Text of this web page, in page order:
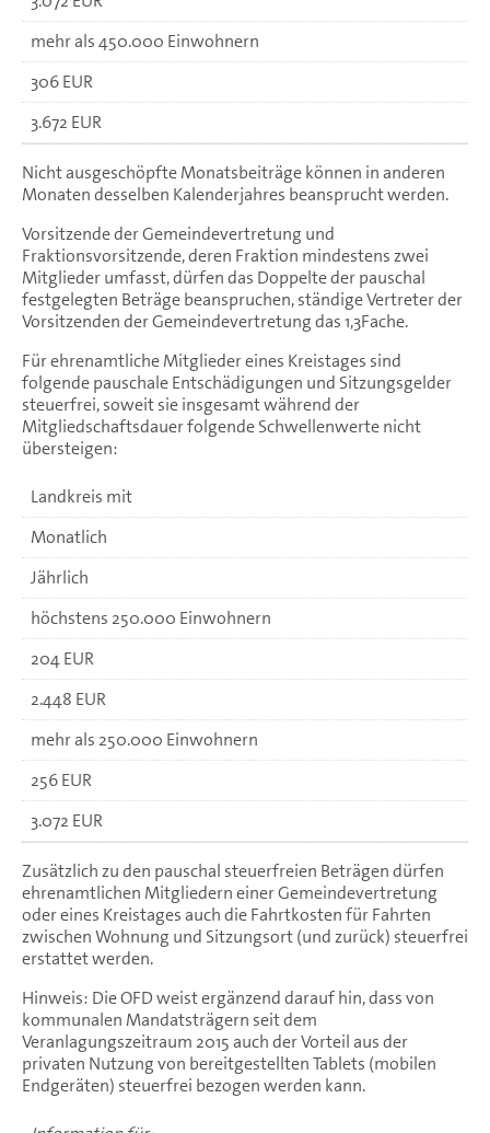
mehr als 450.000 Einwohnern
306 EUR
3.672 EUR
Nicht ausgeschöpfte Monatsbeiträge können in anderen
Monaten desselben Kalenderjahres beansprucht werden.
Vorsitzende der Gemeindevertretung und
Fraktionsvorsitzende, deren Fraktion mindestens zwei
Mitglieder umfasst, dürfen das Doppelte der pauschal
festgelegten Beträge beanspruchen, ständige Vertreter der
Vorsitzenden der Gemeindevertretung das 1,3Fache.
Für ehrenamtliche Mitglieder eines Kreistages sind
folgende pauschale Entschädigungen und Sitzungsgelder
steuerfrei, soweit sie insgesamt während der
Mitgliedschaftsdauer folgende Schwellenwerte nicht
übersteigen:
Landkreis mit
Monatlich
Jährlich
höchstens 250.000 Einwohnern
204 EUR
2.448 EUR
mehr als 250.000 Einwohnern
256 EUR
3.072 EUR
Zusätzlich zu den pauschal steuerfreien Beträgen dürfen
ehrenamtlichen Mitgliedern einer Gemeindevertretung
oder eines Kreistages auch die Fahrtkosten für Fahrten
zwischen Wohnung und Sitzungsort (und zurück) steuerfrei
erstattet werden.
Hinweis: Die OFD weist ergänzend darauf hin, dass von
kommunalen Mandatsträgern seit dem
Veranlagungszeitraum 2015 auch der Vorteil aus der
privaten Nutzung von bereitgestellten Tablets (mobilen
Endgeräten) steuerfrei bezogen werden kann.